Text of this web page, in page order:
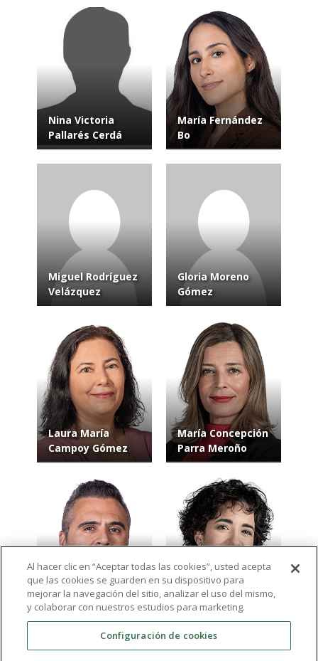
Nina Victoria
Pallarés Cerdá
María Fernández
Bo
Miguel Rodríguez
Velázquez
Gloria Moreno
Gómez
Laura María
Campoy Gómez
María Concepción
Parra Meroño
Eduardo Gómez
Melero
María de Carmen
Conesa Pérez
Al hacer clic en “Aceptar todas las cookies”, usted acepta
que las cookies se guarden en su dispositivo para
mejorar la navegación del sitio, analizar el uso del mismo,
y colaborar con nuestros estudios para marketing.
Configuración de cookies